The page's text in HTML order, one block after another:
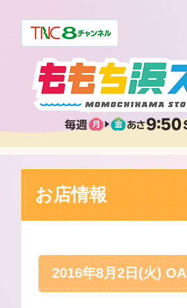
お店情報
2016年8月2日(火) OA